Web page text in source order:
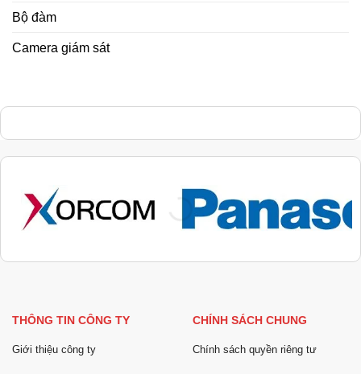
Bộ đàm
Camera giám sát
THÔNG TIN CÔNG TY
Giới thiệu công ty
CHÍNH SÁCH CHUNG
Chính sách quyền riêng tư